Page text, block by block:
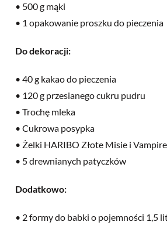
• 500 g mąki
• 1 opakowanie proszku do pieczenia
Do dekoracji:
• 40 g kakao do pieczenia
• 120 g przesianego cukru pudru
• Trochę mleka
• Cukrowa posypka
• Żelki HARIBO Złote Misie i Vampire
• 5 drewnianych patyczków
Dodatkowo:
• 2 formy do babki o pojemności 1,5